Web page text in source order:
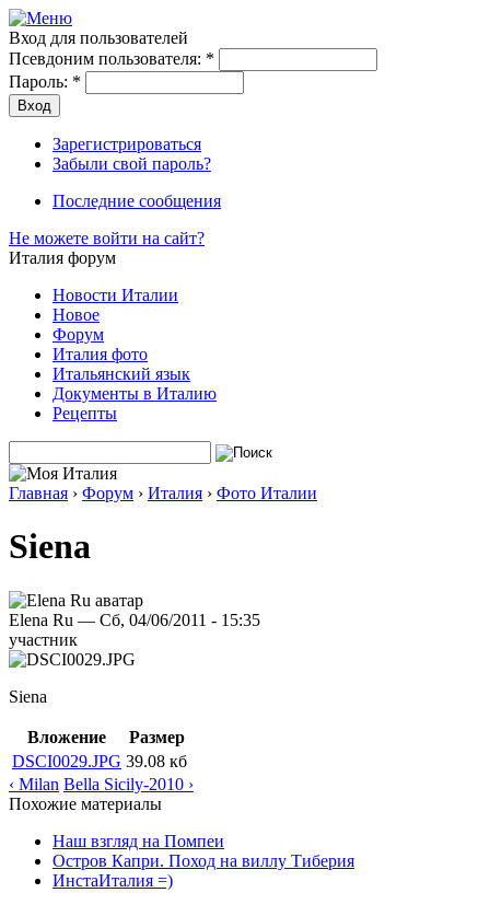
Вход для пользователей
Псевдоним пользователя: *
Пароль: *
Зарегистрироваться
Забыли свой пароль?
Последние сообщения
Не можете войти на сайт?
Италия форум
Новости Италии
Новое
Форум
Италия фото
Итальянский язык
Документы в Италию
Рецепты
Главная › Форум › Италия › Фото Италии
Siena
Elena Ru — Сб, 04/06/2011 - 15:35
участник
Siena
Вложение
Размер
DSCI0029.JPG 39.08 кб
‹ Milan Bella Sicily-2010 ›
Похожие материалы
Наш взгляд на Помпеи
Остров Капри. Поход на виллу Тиберия
ИнстаИталия =)